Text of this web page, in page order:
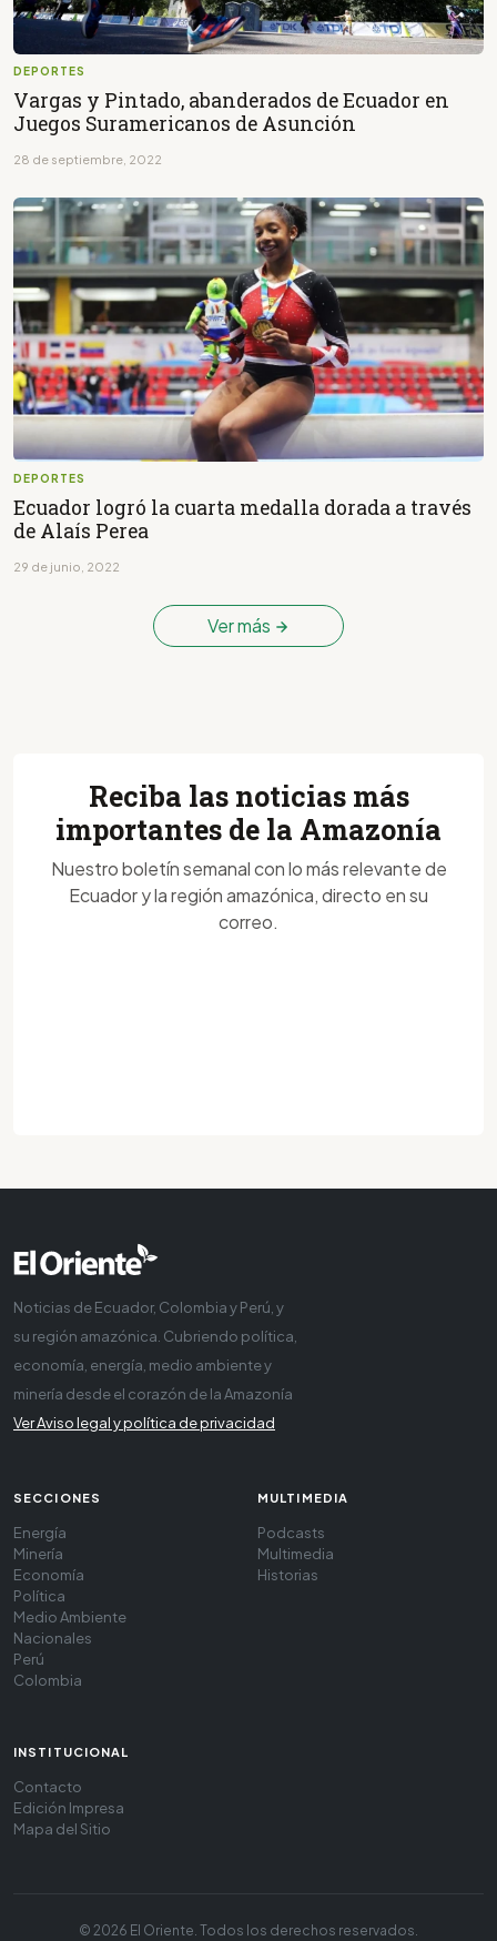
DEPORTES
Vargas y Pintado, abanderados de Ecuador en
Juegos Suramericanos de Asunción
28 de septiembre, 2022
DEPORTES
Ecuador logró la cuarta medalla dorada a través
de Alaís Perea
29 de junio, 2022
Ver más
Reciba las noticias más
importantes de la Amazonía
Nuestro boletín semanal con lo más relevante de
Ecuador y la región amazónica, directo en su
correo.
Noticias de Ecuador, Colombia y Perú, y
su región amazónica. Cubriendo política,
economía, energía, medio ambiente y
minería desde el corazón de la Amazonía
Ver Aviso legal y política de privacidad
SECCIONES
Energía
Minería
Economía
Política
Medio Ambiente
Nacionales
Perú
Colombia
MULTIMEDIA
Podcasts
Multimedia
Historias
INSTITUCIONAL
Contacto
Edición Impresa
Mapa del Sitio
© 2026 El Oriente. Todos los derechos reservados.